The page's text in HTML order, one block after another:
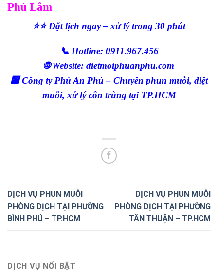
Phú Lâm
⭐⭐ Đặt lịch ngay – xử lý trong 30 phút
📞 Hotline: 0911.967.456
🌐 Website: dietmoiphuanphu.com
🏢 Công ty Phú An Phú – Chuyên phun muỗi, diệt
muỗi, xử lý côn trùng tại TP.HCM
DỊCH VỤ PHUN MUỖI
PHÒNG DỊCH TẠI PHƯỜNG
BÌNH PHÚ – TP.HCM
DỊCH VỤ PHUN MUỖI
PHÒNG DỊCH TẠI PHƯỜNG
TÂN THUẬN – TP.HCM
DỊCH VỤ NỔI BẬT